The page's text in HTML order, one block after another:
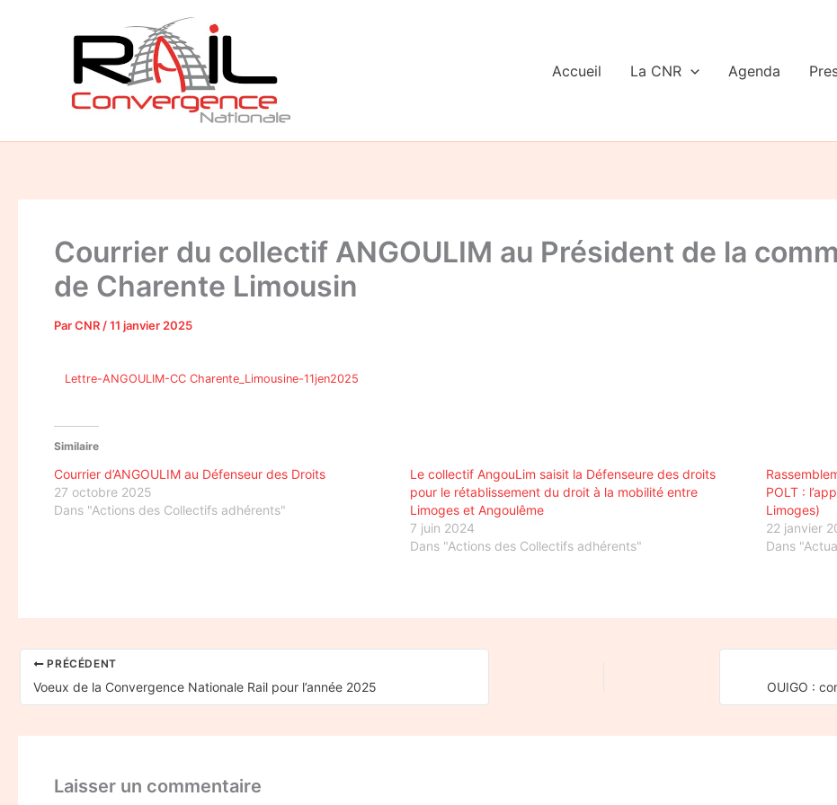
Accueil La CNR Agenda
Courrier du collectif ANGOULIM au Président de la
de Charente Limousin
ParCNR /11 janvier 2025
Lettre-ANGOULIM-CC Charente_Limousine-11jen2025
Similaire
Courrier d’ANGOULIM au Défenseur des Droits
27 octobre 2025
Dans "Actions des Collectifs adhérents"
Le collectif AngouLim saisit la Défenseure des droits
pour le rétablissement du droit à la mobilité entre
Limoges et Angoulême
7 juin 2024
Dans "Actions des Collectifs adhérents"
POLT :
Limoges)
22 janvier
Dans
PRÉCÉDENT
Voeux de la Convergence Nationale Rail pour l’année 2025 OUIGO :
Laisser un commentaire